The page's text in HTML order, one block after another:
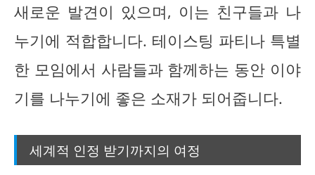
새로운 발견이 있으며, 이는 친구들과 나
누기에 적합합니다. 테이스팅 파티나 특별
한 모임에서 사람들과 함께하는 동안 이야
기를 나누기에 좋은 소재가 되어줍니다.
세계적 인정 받기까지의 여정